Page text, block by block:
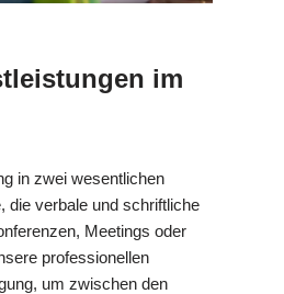
im
in zwei wesentlichen
die verbale und schriftliche
Meetings oder
professionellen
um zwischen den